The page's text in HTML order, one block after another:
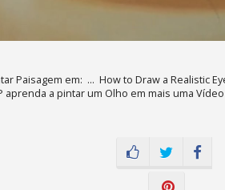
Paisagem em: ... How to Draw a Realistic
aprenda a pintar um Olho em mais uma Vídeo